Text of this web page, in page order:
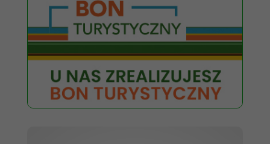
Doświadczenie
Aby nasza strona
internetowa
działała jak
najlepiej podczas
twojego przejścia
na nią. Jeśli